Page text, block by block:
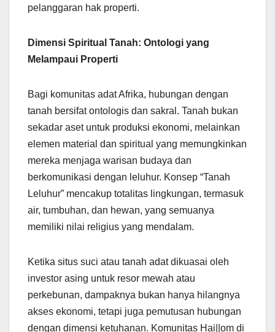
pelanggaran hak properti.
Dimensi Spiritual Tanah: Ontologi yang
Melampaui Properti
Bagi komunitas adat Afrika, hubungan dengan
tanah bersifat ontologis dan sakral. Tanah bukan
sekadar aset untuk produksi ekonomi, melainkan
elemen material dan spiritual yang memungkinkan
mereka menjaga warisan budaya dan
berkomunikasi dengan leluhur. Konsep “Tanah
Leluhur” mencakup totalitas lingkungan, termasuk
air, tumbuhan, dan hewan, yang semuanya
memiliki nilai religius yang mendalam.
Ketika situs suci atau tanah adat dikuasai oleh
investor asing untuk resor mewah atau
perkebunan, dampaknya bukan hanya hilangnya
akses ekonomi, tetapi juga pemutusan hubungan
dengan dimensi ketuhanan. Komunitas Hai||om di